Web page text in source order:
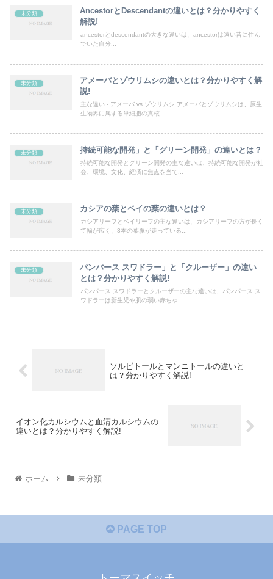
未分類
AncestorとDescendantの違いとは？分かりやすく
解説!
ancestorとdescendantの大きな違いは、ancestorは遠い昔に住ん
でいた自分...
未分類
アメーバとゾウリムシの違いとは？分かりやすく解
説!
主な違い - アメーバ vs ゾウリムシ アメーバとゾウリムシは、原生
生物界に属する単細胞の真核...
未分類 持続可能な開発」と「グリーン開発」の違いとは？
持続可能な開発とグリーン開発の主な違いは、持続可能な開発が社
会、環境、文化、経済に焦点を当て...
未分類 カシアの葉とベイの葉の違いとは？
カシアリーフとベイリーフの主な違いは、カシアリーフの方が長く
て幅が広く、3本の葉脈が走っている...
未分類
パンパース スワドラー」と「クルーザー」の違い
とは？分かりやすく解説!
パンパース スワドラーとクルーザーの主な違いは、パンパース ス
ワドラーは新生児や肌の弱い赤ちゃ...
ソルビトールとマンニトールの違いと
は？分かりやすく解説!
イオン化カルシウムと血清カルシウムの
違いとは？分かりやすく解説!
ホーム 未分類
PAGE TOP